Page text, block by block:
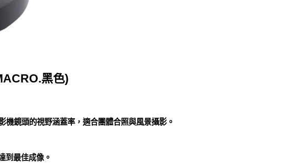
黑色)
鏡頭的視野涵蓋率，適合團體合照與風景攝影。
到最佳成像。